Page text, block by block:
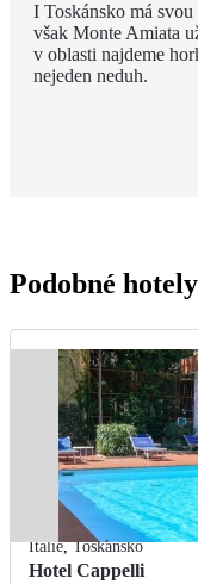
I Toskánsko má
však Monte Amiata
v oblasti najdeme
nejeden neduh.
Podobné
Itálie,Toskánsko
Hotel Cappelli